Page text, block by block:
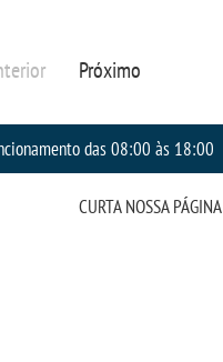
Próximo
das 08:00 às 18:00
CURTA NOSSA PÁGINA